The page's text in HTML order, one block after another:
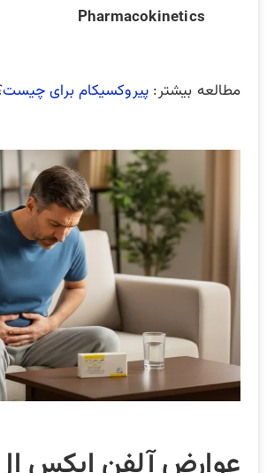
Pharmacokinetics
مطالعه بیشتر: پیروکسیکام برای چیست